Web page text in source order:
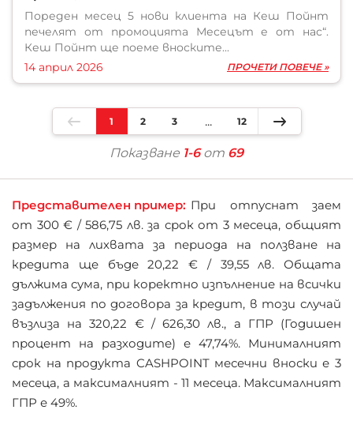
Пореден месец 5 нови клиента на Кеш Пойнт
печелят от промоцията Месецът е от нас“.
Кеш Пойнт ще поеме вноските...
14 април 2026
ПРОЧЕТИ ПОВЕЧЕ »
1 2 3 12
Показване 1-6от 69
Представителен пример: При отпуснат заем
от 300 € / 586,75 лв. за срок от 3 месеца, общият
размер на лихвата за периода на ползване на
кредита ще бъде 20,22 € / 39,55 лв. Общата
дължима сума, при коректно изпълнение на всички
задължения по договора за кредит, в този случай
възлиза на 320,22 € / 626,30 лв., а ГПР (Годишен
процент на разходите) е 47,74%. Минималният
срок на продукта CASHPOINT месечни вноски е 3
месеца, а максималният - 11 месеца. Максималният
ГПР е 49%.